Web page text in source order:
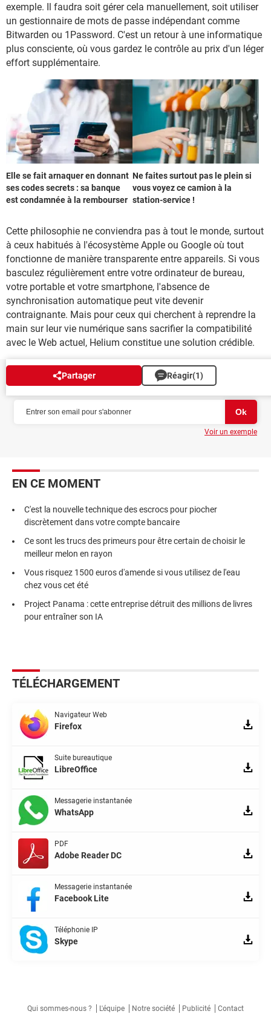
exemple. Il faudra soit gérer cela manuellement, soit utiliser
un gestionnaire de mots de passe indépendant comme
Bitwarden ou 1Password. C'est un retour à une informatique
plus consciente, où vous gardez le contrôle au prix d'un léger
effort supplémentaire.
Elle se fait arnaquer en donnant
ses codes secrets : sa banque
est condamnée à la rembourser
Ne faites surtout pas le plein si
vous voyez ce camion à la
station-service !
Cette philosophie ne conviendra pas à tout le monde, surtout
à ceux habitués à l'écosystème Apple ou Google où tout
fonctionne de manière transparente entre appareils. Si vous
basculez régulièrement entre votre ordinateur de bureau,
votre portable et votre smartphone, l'absence de
synchronisation automatique peut vite devenir
contraignante. Mais pour ceux qui cherchent à reprendre la
main sur leur vie numérique sans sacrifier la compatibilité
avec le Web actuel, Helium constitue une solution crédible.
Partager Réagir(1)
NEWSLETTER
Voir un exemple
EN CE MOMENT
C'est la nouvelle technique des escrocs pour piocher
discrètement dans votre compte bancaire
Ce sont les trucs des primeurs pour être certain de choisir le
meilleur melon en rayon
Vous risquez 1500 euros d'amende si vous utilisez de l'eau
chez vous cet été
Project Panama : cette entreprise détruit des millions de livres
pour entraîner son IA
TÉLÉCHARGEMENT
Navigateur Web
Firefox
Suite bureautique
LibreOffice
Messagerie instantanée
WhatsApp
PDF
Adobe Reader DC
Messagerie instantanée
Facebook Lite
Téléphonie IP
Skype
Qui sommes-nous ? L'équipe Notre société Publicité Contact